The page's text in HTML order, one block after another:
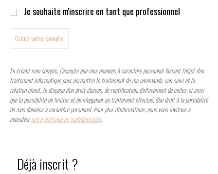
Je souhaite m'inscrire en tant que professionnel
Créez votre compte
En créant mon compte, j’accepte que mes données à caractère personnel fassent l'objet d'un
traitement informatique pour permettre le traitement de ma commande, son suivi et la
relation client. Je dispose d'un droit d'accès, de rectification, d'effacement de celles-ci ainsi
que la possibilité de limiter et de m'opposer au traitement effectué, d'un droit à la portabilité
de mes données à caractère personnel. Pour plus d'informations, nous vous invitons à
consulternotre politique de confidentialité.
Déjà inscrit ?